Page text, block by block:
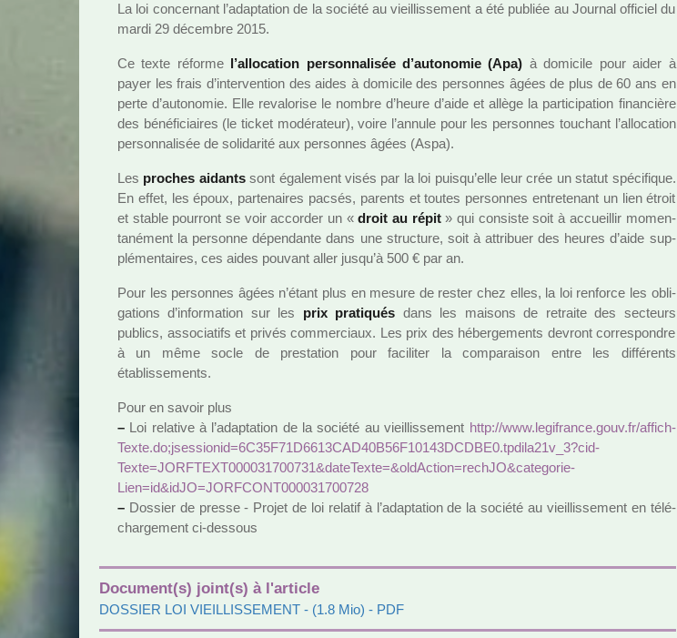
La loi concer­nant l’adap­ta­tion de la société au vieillis­se­ment a été publiée au Journal offi­ciel du
mardi 29 décem­bre 2015.
Ce texte réforme l’allo­ca­tion per­son­na­li­sée d’auto­no­mie (Apa) à domi­cile pour aider à
payer les frais d’inter­ven­tion des aides à domi­cile des per­son­nes âgées de plus de 60 ans en
perte d’auto­no­mie. Elle reva­lo­rise le nombre d’heure d’aide et allège la par­ti­ci­pa­tion finan­cière
des béné­fi­ciai­res (le ticket modé­ra­teur), voire l’annule pour les per­son­nes tou­chant l’allo­ca­tion
per­son­na­li­sée de soli­da­rité aux per­son­nes âgées (Aspa).
Les pro­ches aidantssont également visés par la loi puisqu’elle leur crée un statut spé­ci­fi­que.
En effet, les époux, par­te­nai­res pacsés, parents et toutes per­son­nes entre­te­nant un lien étroit
et stable pour­ront se voir accor­der un «droit au répit» qui consiste soit à accueillir momen­
ta­né­ment la per­sonne dépen­dante dans une struc­ture, soit à attri­buer des heures d’aide sup­
plé­men­tai­res, ces aides pou­vant aller jusqu’à 500 € par an.
Pour les per­son­nes âgées n’étant plus en mesure de rester chez elles, la loi ren­force les obli­
ga­tions d’infor­ma­tion sur les prix pra­ti­qués dans les mai­sons de retraite des sec­teurs
publics, asso­cia­tifs et privés com­mer­ciaux. Les prix des héber­ge­ments devront cor­res­pon­dre
à un même socle de pres­ta­tion pour faci­li­ter la com­pa­rai­son entre les dif­fé­rents
établissements.
Pour en savoir plus
– Loi rela­tive à l’adap­ta­tion de la société au vieillis­se­ment http://www.legi­france.gouv.fr/affich­
Texte.do;jses­sio­nid=6C35F71D6613­CAD40B56F10143DCD­BE0.tpdi­la21v_3?cid­
Texte=JORFTEXT000031700731&date­Texte=&oldAc­tion=rechJO&cate­go­rie­
Lien=id&idJO=JORFCONT000031700728
– Dossier de presse - Projet de loi rela­tif à l’adap­ta­tion de la société au vieillis­se­ment en télé­
char­ge­ment ci-des­sous
Document(s) joint(s) à l'article
DOSSIER LOI VIEILLISSEMENT - (1.8 Mio) - PDF